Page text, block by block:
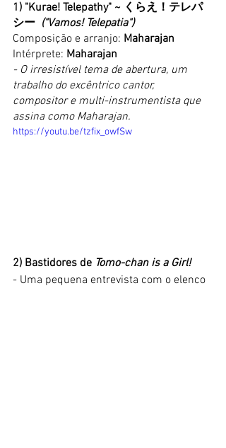
1) "Kurae! Telepathy" ~ くらえ！テレパ
シー ("Vamos! Telepatia")
Composição e arranjo: Maharajan
Intérprete: Maharajan
- O irresistível tema de abertura, um
trabalho do excêntrico cantor,
compositor e multi-instrumentista que
assina como Maharajan.
https://youtu.be/tzfix_owfSw
2) Bastidores de Tomo-chan is a Girl!
- Uma pequena entrevista com o elenco